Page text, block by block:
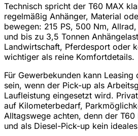
Technisch spricht der T60 MAX
regelmäßig Anhänger, Material
bewegen: 215 PS, 500 Nm,
und bis zu 3,5 Tonnen
Landwirtschaft, Pferdesport oder
wichtiger als reine Komfortdetails.
Für Gewerbekunden kann Leasing
sein, wenn der Pick-up als
Laufleistung eingesetzt wird.
auf Kilometerbedarf,
Alltagswege achten, denn der
und als Diesel-Pick-up kein